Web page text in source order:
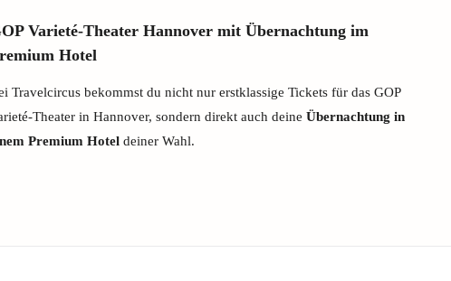
Varieté-Theater Hannover mit Übernachtung im
Hotel
Travelcircus bekommst du nicht nur erstklassige Tickets für das GOP
Theater in Hannover, sondern direkt auch deine Übernachtung in
Premium Hotel deiner Wahl.